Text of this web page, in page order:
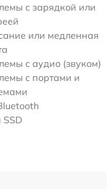
с зарядкой или
или медленная
с аудио (звуком)
с портами и